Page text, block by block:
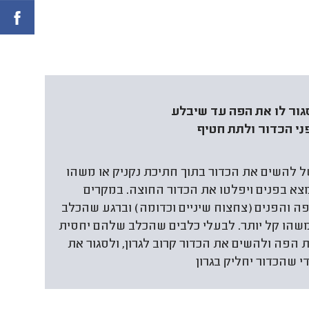
לו את הפה עד שיבלע
הכדור ולתת חטיף
את הכדור בתוך חתיכת נקניק או משהו
בפנים ויפלטו את הכדור החוצה. במקרים
והפנים (צחצוח שיניים וכדומה) וברגע שהכלב
קל יותר. לבעלי כלבים שהכלב שלהם יחסית
הפה ולהשים את הכדור קרוב לגרון, ולסגור את
יחליק בגרון